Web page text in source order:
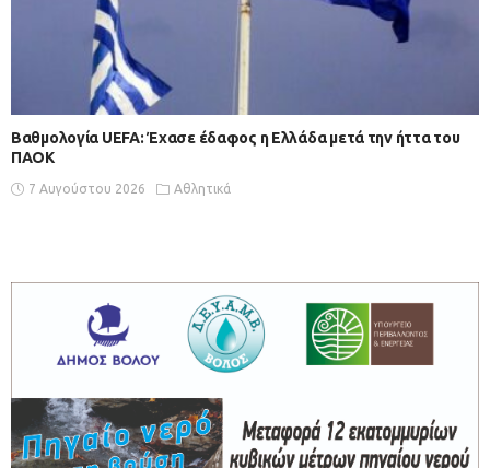
Βαθμολογία UEFA: Έχασε έδαφος η Ελλάδα μετά την ήττα του
ΠΑΟΚ
7 Αυγούστου 2026 Αθλητικά